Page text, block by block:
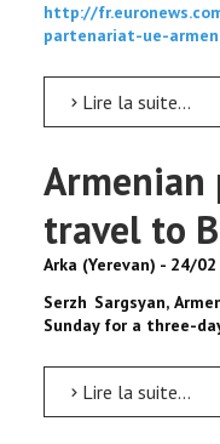
http://
partenariat-ue-
Lire la suite...
Armenian
travel to
Arka (Yerevan) - 24/02
Serzh Sargsyan,
Sunday for a three-
Lire la suite...